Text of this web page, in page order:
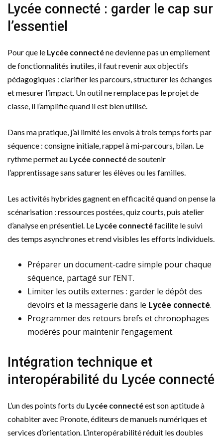
Lycée connecté : garder le cap sur
l’essentiel
Pour que le Lycée connecténe devienne pas un empilement
de fonctionnalités inutiles, il faut revenir aux objectifs
pédagogiques : clarifier les parcours, structurer les échanges
et mesurer l’impact. Un outil ne remplace pas le projet de
classe, il l’amplifie quand il est bien utilisé.
Dans ma pratique, j’ai limité les envois à trois temps forts par
séquence : consigne initiale, rappel à mi-parcours, bilan. Le
rythme permet au Lycée connectéde soutenir
l’apprentissage sans saturer les élèves ou les familles.
Les activités hybrides gagnent en efficacité quand on pense la
scénarisation : ressources postées, quiz courts, puis atelier
d’analyse en présentiel. Le Lycée connectéfacilite le suivi
des temps asynchrones et rend visibles les efforts individuels.
Préparer un document-cadre simple pour chaque
séquence, partagé sur l’ENT.
Limiter les outils externes : garder le dépôt des
devoirs et la messagerie dans le Lycée connecté.
Programmer des retours brefs et chronophages
modérés pour maintenir l’engagement.
Intégration technique et
interopérabilité du Lycée connecté
L’un des points forts du Lycée connectéest son aptitude à
cohabiter avec Pronote, éditeurs de manuels numériques et
services d’orientation. L’interopérabilité réduit les doubles